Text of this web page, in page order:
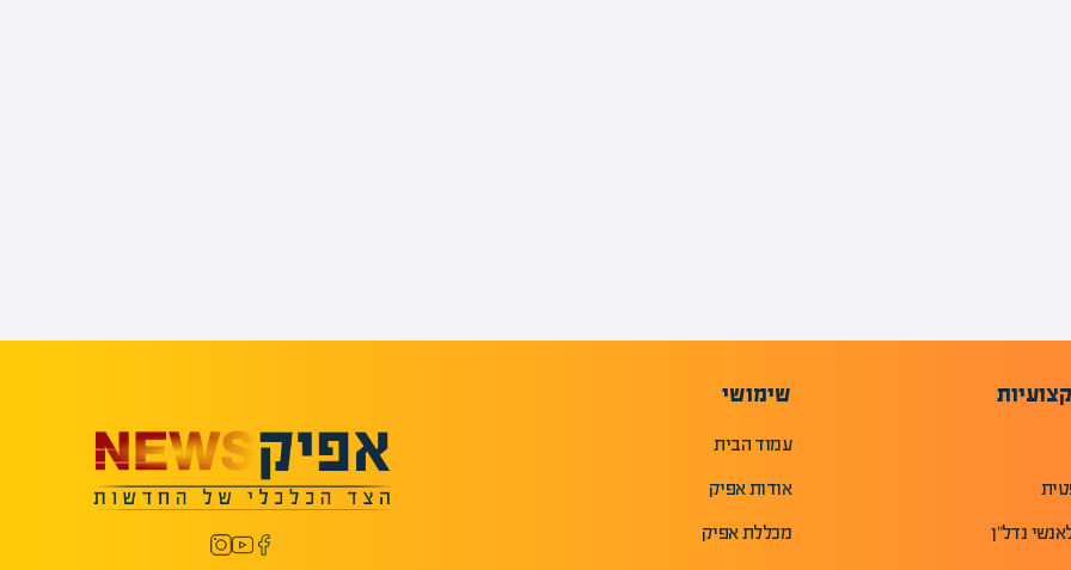
נדל"ן
שימושי
עמוד הבית
אודות אפיק
מכללת אפיק